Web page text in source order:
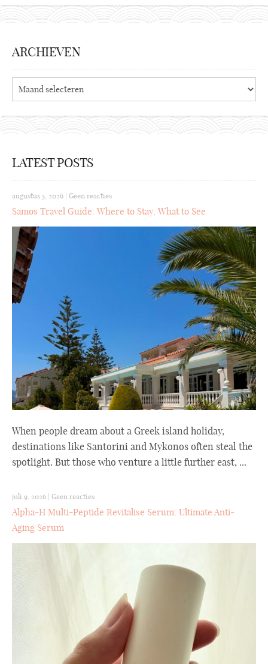
ARCHIEVEN
LATEST POSTS
augustus 5, 2026 | Geen reacties
Samos Travel Guide: Where to Stay, What to See
When people dream about a Greek island holiday,
destinations like Santorini and Mykonos often steal the
spotlight. But those who venture a little further east, ...
juli 9, 2026 Geen reacties
Alpha-H Multi-Peptide Revitalise Serum: Ultimate Anti-
Aging Serum